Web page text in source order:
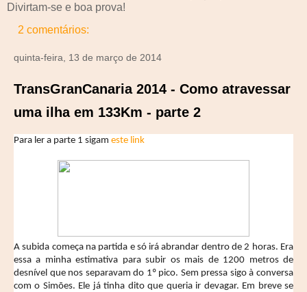
Divirtam-se e boa prova!
2 comentários:
quinta-feira, 13 de março de 2014
TransGranCanaria 2014 - Como atravessar
uma ilha em 133Km - parte 2
Para ler a parte 1 sigam este link
A subida começa na partida e só irá abrandar dentro de 2 horas. Era
essa a minha estimativa para subir os mais de 1200 metros de
desnível que nos separavam do 1º pico. Sem pressa sigo à conversa
com o Simões. Ele já tinha dito que queria ir devagar. Em breve se